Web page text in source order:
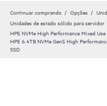
Continuar comprando Opções
Unidades de estado sólido para servidor
HPE NVMe High Performance Mixed
HPE 6.4TB NVMe Gen5 High
SSD